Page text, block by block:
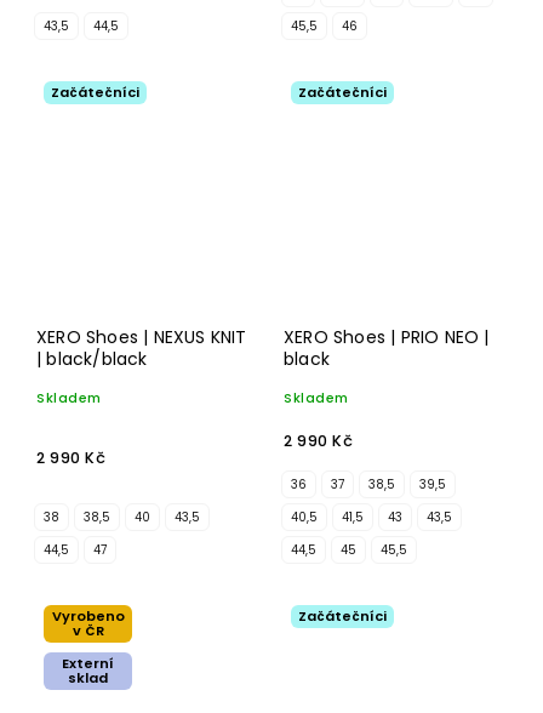
43,5 44,5 45,5 46
Začátečníci
XERO Shoes | NEXUS KNIT
| black/black
Skladem
2 990 Kč
38 38,5 40 43,5
44,5 47
Začátečníci
XERO Shoes | PRIO NEO |
black
Skladem
2 990 Kč
36 37 38,5 39,5
40,5 41,5 43 43,5
44,5 45 45,5
Vyrobeno
v ČR
Externí
sklad
Začátečníci